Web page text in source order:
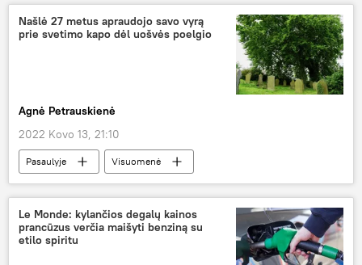
Našlė 27 metus apraudojo savo vyrą
prie svetimo kapo dėl uošvės poelgio
Agnė Petrauskienė
2022 Kovo 13, 21:10
Pasaulyje
Visuomenė
Didžioji Britanija
Le Monde: kylančios degalų kainos
prancūzus verčia maišyti benziną su
etilo spiritu